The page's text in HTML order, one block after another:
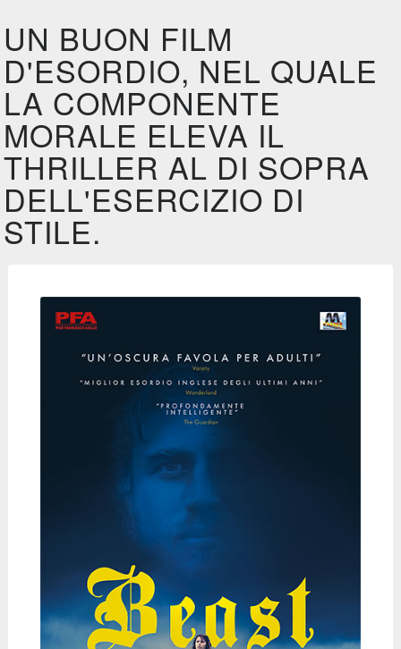
UN BUON FILM
D'ESORDIO, NEL QUALE
LA COMPONENTE
MORALE ELEVA IL
THRILLER AL DI SOPRA
DELL'ESERCIZIO DI
STILE.